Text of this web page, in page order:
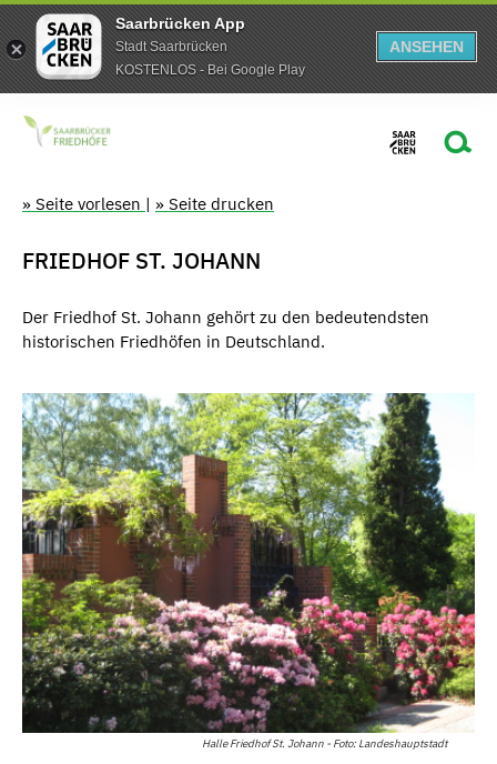
Saarbrücken App
Stadt Saarbrücken
KOSTENLOS - Bei Google Play
ANSEHEN
» Seite vorlesen | » Seite drucken
FRIEDHOF ST. JOHANN
Der Friedhof St. Johann gehört zu den bedeutendsten
historischen Friedhöfen in Deutschland.
Halle Friedhof St. Johann - Foto: Landeshauptstadt